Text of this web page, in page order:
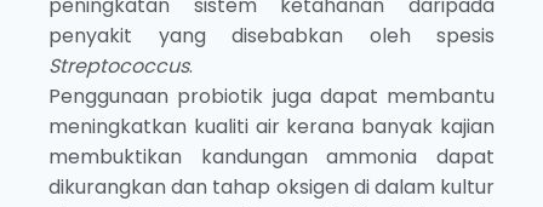
penyakit yang disebabkan oleh spesis
Streptococcus.
Penggunaan probiotik juga dapat membantu
meningkatkan kualiti air kerana banyak kajian
membuktikan kandungan ammonia dapat
dikurangkan dan tahap oksigen di dalam kultur